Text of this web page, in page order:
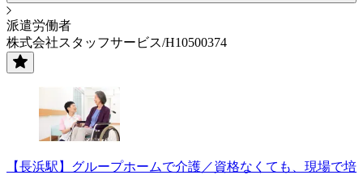
派遣労働者
株式会社スタッフサービス/H10500374
【長浜駅】グループホームで介護／資格なくても、現場で培